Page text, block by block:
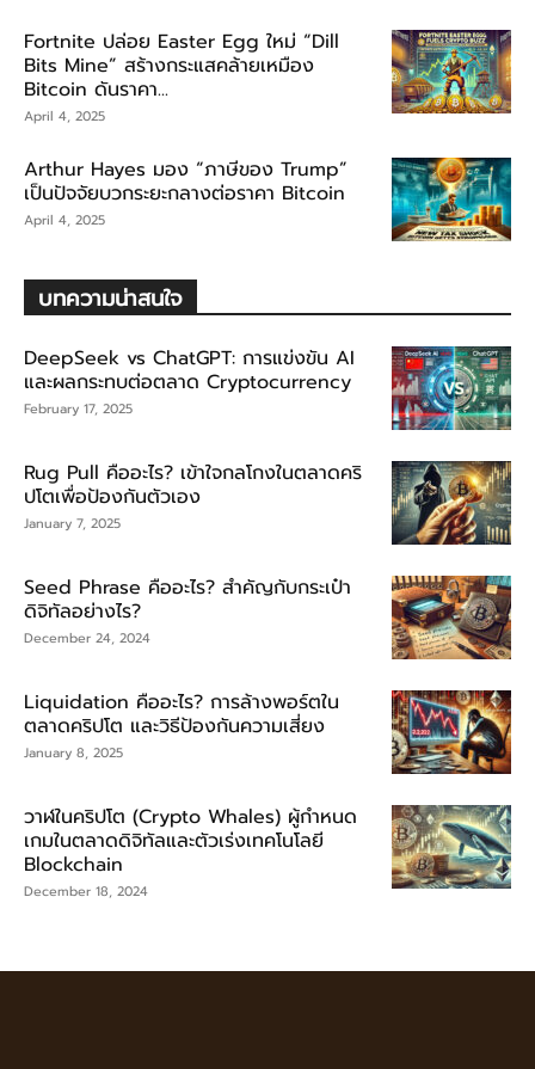
Fortnite ปล่อย Easter Egg ใหม่ “Dill
Bits Mine” สร้างกระแสคล้ายเหมือง
Bitcoin ดันราคา...
April 4, 2025
Arthur Hayes มอง “ภาษีของ Trump”
เป็นปัจจัยบวกระยะกลางต่อราคา Bitcoin
April 4, 2025
บทความน่าสนใจ
DeepSeek vs ChatGPT: การแข่งขัน AI
และผลกระทบต่อตลาด Cryptocurrency
February 17, 2025
Rug Pull คืออะไร? เข้าใจกลโกงในตลาดคริ
ปโตเพื่อป้องกันตัวเอง
January 7, 2025
Seed Phrase คืออะไร? สำคัญกับกระเป๋า
ดิจิทัลอย่างไร?
December 24, 2024
Liquidation คืออะไร? การล้างพอร์ตใน
ตลาดคริปโต และวิธีป้องกันความเสี่ยง
January 8, 2025
วาฬในคริปโต (Crypto Whales) ผู้กำหนด
เกมในตลาดดิจิทัลและตัวเร่งเทคโนโลยี
Blockchain
December 18, 2024